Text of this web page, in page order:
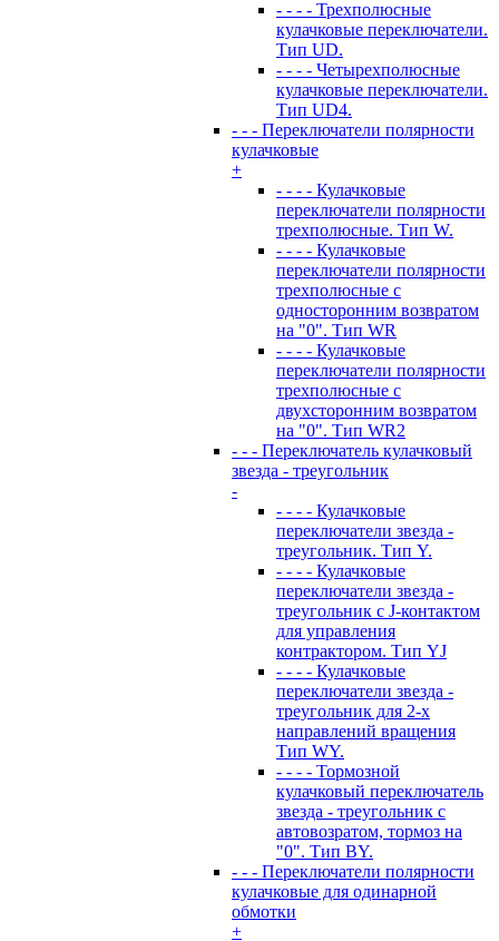
- - - - Трехполюсные
кулачковые переключатели.
Тип UD.
- - - - Четырехполюсные
кулачковые переключатели.
Тип UD4.
- - - Переключатели полярности
кулачковые
+
- - - - Кулачковые
переключатели полярности
трехполюсные. Тип W.
- - - - Кулачковые
переключатели полярности
трехполюсные с
односторонним возвратом
на "0". Тип WR
- - - - Кулачковые
переключатели полярности
трехполюсные с
двухсторонним возвратом
на "0". Тип WR2
- - - Переключатель кулачковый
звезда - треугольник
-
- - - - Кулачковые
переключатели звезда -
треугольник. Тип Y.
- - - - Кулачковые
переключатели звезда -
треугольник с J-контактом
для управления
контрактором. Тип YJ
- - - - Кулачковые
переключатели звезда -
треугольник для 2-х
направлений вращения
Тип WY.
- - - - Тормозной
кулачковый переключатель
звезда - треугольник с
автовозратом, тормоз на
"0". Тип BY.
- - - Переключатели полярности
кулачковые для одинарной
обмотки
+